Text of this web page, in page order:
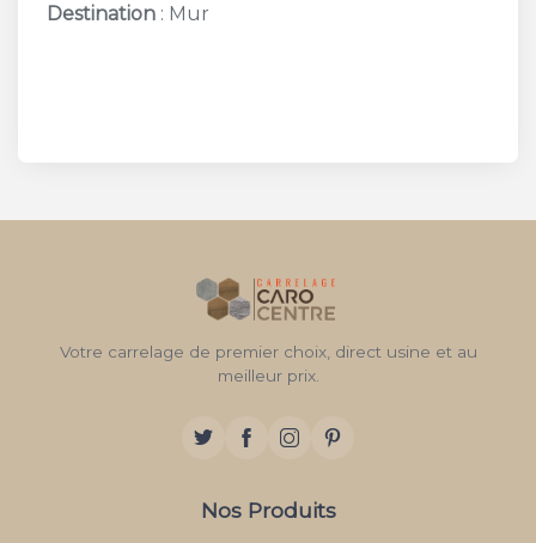
Destination : Mur
Votre carrelage de premier choix, direct usine et au
meilleur prix.
Nos Produits